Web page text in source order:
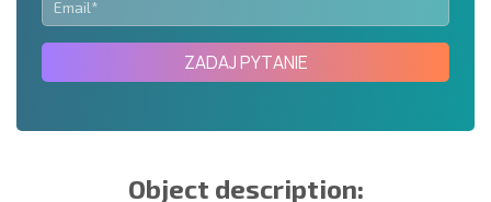
ZADAJ PYTANIE
Object description: